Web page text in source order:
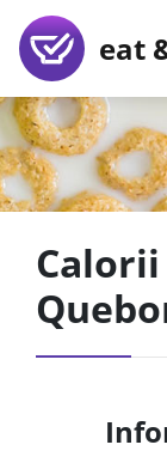
eat
Calorii